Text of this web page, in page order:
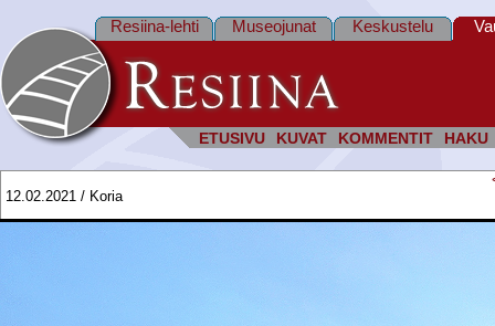
ETUSIVU KUVAT KOMMENTIT HAKU
Resiina-lehti Museojunat Keskustelu
12.02.2021 / Koria